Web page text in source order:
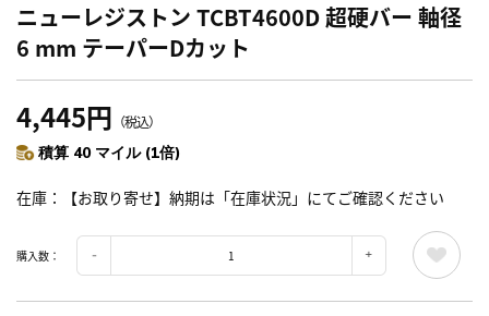
ニューレジストン TCBT4600D 超硬バー 軸径
6 mm テーパーDカット
4,445円 （税込）
積算 40 マイル (1倍)
在庫 【お取り寄せ】納期は「在庫状況」にてご確認ください
購入数：